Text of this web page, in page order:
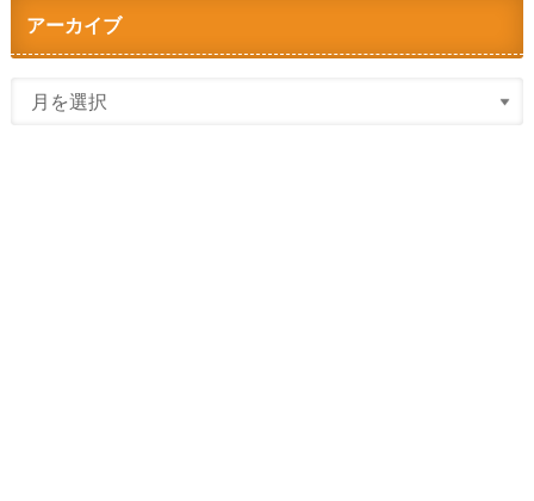
アーカイブ